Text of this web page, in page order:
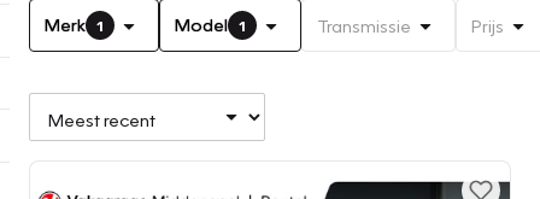
Merk 1 Model 1 Transmissie Prijs